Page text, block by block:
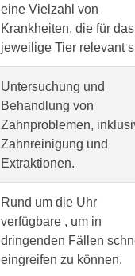
eine Vielzahl von
Krankheiten, die für das
jeweilige Tier relevant
Untersuchung und
Behandlung von
Zahnproblemen,
Zahnreinigung und
Extraktionen.
Rund um die Uhr
verfügbare , um in
dringenden Fällen
eingreifen zu können.